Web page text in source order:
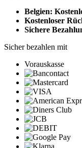
Belgien:
Kostenloser
Sichere
Sicher bezahlen mit
Vorauskasse